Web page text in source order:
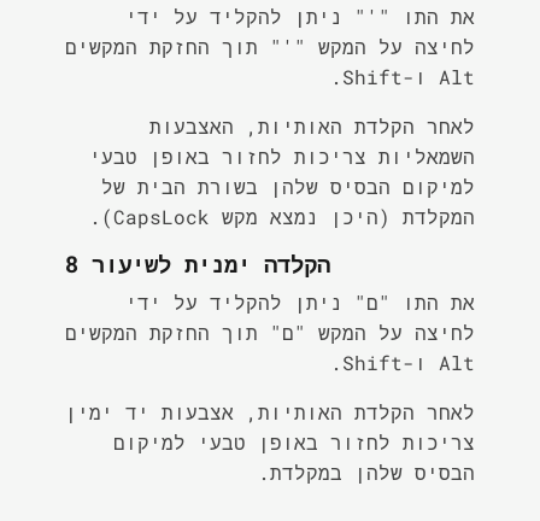
את התו "'" ניתן להקליד על ידי
לחיצה על המקש "'" תוך החזקת המקשים
Alt ו-Shift.
לאחר הקלדת האותיות, האצבעות
השמאליות צריכות לחזור באופן טבעי
למיקום הבסיס שלהן בשורת הבית של
המקלדת (היכן נמצא מקש CapsLock).
הקלדה ימנית לשיעור 8
את התו "ם" ניתן להקליד על ידי
לחיצה על המקש "ם" תוך החזקת המקשים
Alt ו-Shift.
לאחר הקלדת האותיות, אצבעות יד ימין
צריכות לחזור באופן טבעי למיקום
הבסיס שלהן במקלדת.